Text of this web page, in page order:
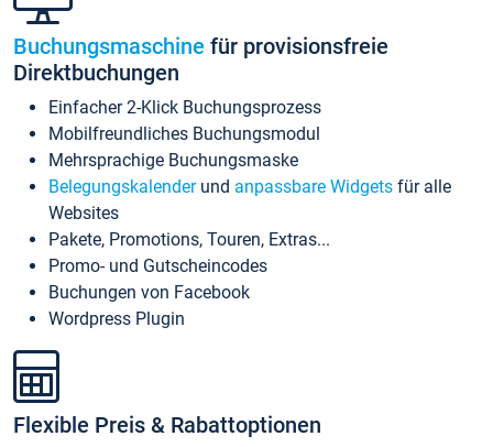
Buchungsmaschine für provisionsfreie
Direktbuchungen
Einfacher 2-Klick Buchungsprozess
Mobilfreundliches Buchungsmodul
Mehrsprachige Buchungsmaske
Belegungskalenderund anpassbare Widgets für alle
Websites
Pakete, Promotions, Touren, Extras...
Promo- und Gutscheincodes
Buchungen von Facebook
Wordpress Plugin
Flexible Preis & Rabattoptionen